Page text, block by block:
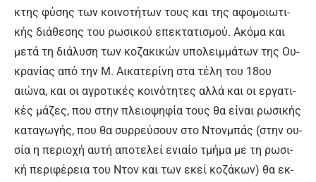
κτης φύ­σης των κοι­νο­τή­των τους και της α­φο­μοιω­τι­
κής διά­θε­σης του ρω­σι­κού ε­πε­κτα­τι­σμού. Α­κό­μα και
με­τά τη διά­λυ­ση των κο­ζα­κι­κών υ­πο­λειμ­μά­των της Ου­
κρα­νί­ας α­πό την Μ. Αι­κα­τε­ρί­νη στα τέ­λη του 18ου
αιώνα, και οι α­γρο­τι­κές κοι­νό­τη­τες αλ­λά και οι ερ­γα­τι­
κές μά­ζες, που στην πλειο­ψη­φί­α τους θα εί­ναι ρω­σι­κής
κα­τα­γω­γής, που θα συρ­ρεύ­σουν στο Ντον­μπάς (στην ου­
σί­α η πε­ριο­χή αυ­τή α­πο­τε­λεί ε­νιαί­ο τμή­μα με τη ρω­σι­
κή πε­ρι­φέ­ρεια του Ντον και των ε­κεί κο­ζά­κων) θα εκ­